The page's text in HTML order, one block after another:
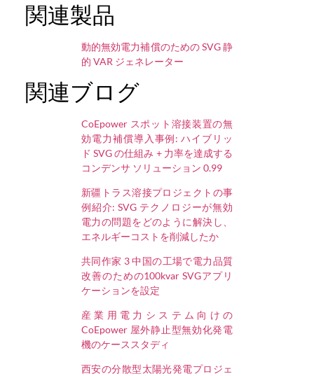
関連製品
動的無効電力補償のための SVG 静
的 VAR ジェネレーター
関連ブログ
CoEpower スポット溶接装置の無
効電力補償導入事例: ハイブリッ
ド SVG の仕組み + 力率を達成する
コンデンサ ソリューション 0.99
新疆トラス溶接プロジェクトの事
例紹介: SVG テクノロジーが無効
電力の問題をどのように解決し、
エネルギーコストを削減したか
共同作家 3 中国の工場で電力品質
改善のための100kvar SVGアプリ
ケーションを設定
産業用電力システム向けの
CoEpower 屋外静止型無効化発電
機のケーススタディ
西安の分散型太陽光発電プロジェ